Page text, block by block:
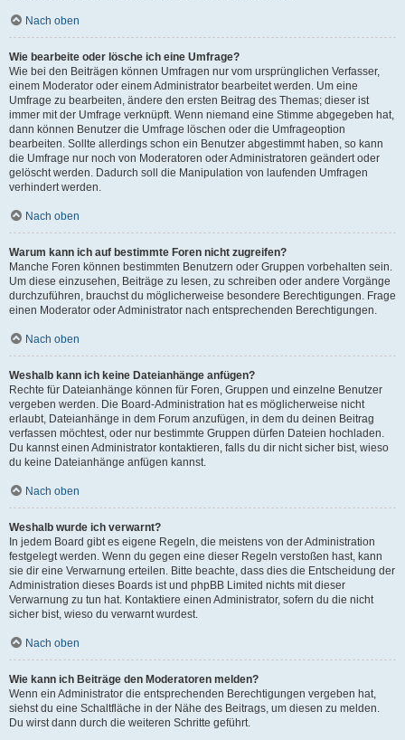
Nach oben
Wie bearbeite oder lösche ich eine Umfrage?
Wie bei den Beiträgen können Umfragen nur vom ursprünglichen Verfasser,
einem Moderator oder einem Administrator bearbeitet werden. Um eine
Umfrage zu bearbeiten, ändere den ersten Beitrag des Themas; dieser ist
immer mit der Umfrage verknüpft. Wenn niemand eine Stimme abgegeben hat,
dann können Benutzer die Umfrage löschen oder die Umfrageoption
bearbeiten. Sollte allerdings schon ein Benutzer abgestimmt haben, so kann
die Umfrage nur noch von Moderatoren oder Administratoren geändert oder
gelöscht werden. Dadurch soll die Manipulation von laufenden Umfragen
verhindert werden.
Nach oben
Warum kann ich auf bestimmte Foren nicht zugreifen?
Manche Foren können bestimmten Benutzern oder Gruppen vorbehalten sein.
Um diese einzusehen, Beiträge zu lesen, zu schreiben oder andere Vorgänge
durchzuführen, brauchst du möglicherweise besondere Berechtigungen. Frage
einen Moderator oder Administrator nach entsprechenden Berechtigungen.
Nach oben
Weshalb kann ich keine Dateianhänge anfügen?
Rechte für Dateianhänge können für Foren, Gruppen und einzelne Benutzer
vergeben werden. Die Board-Administration hat es möglicherweise nicht
erlaubt, Dateianhänge in dem Forum anzufügen, in dem du deinen Beitrag
verfassen möchtest, oder nur bestimmte Gruppen dürfen Dateien hochladen.
Du kannst einen Administrator kontaktieren, falls du dir nicht sicher bist, wieso
du keine Dateianhänge anfügen kannst.
Nach oben
Weshalb wurde ich verwarnt?
In jedem Board gibt es eigene Regeln, die meistens von der Administration
festgelegt werden. Wenn du gegen eine dieser Regeln verstoßen hast, kann
sie dir eine Verwarnung erteilen. Bitte beachte, dass dies die Entscheidung der
Administration dieses Boards ist und phpBB Limited nichts mit dieser
Verwarnung zu tun hat. Kontaktiere einen Administrator, sofern du die nicht
sicher bist, wieso du verwarnt wurdest.
Nach oben
Wie kann ich Beiträge den Moderatoren melden?
Wenn ein Administrator die entsprechenden Berechtigungen vergeben hat,
siehst du eine Schaltfläche in der Nähe des Beitrags, um diesen zu melden.
Du wirst dann durch die weiteren Schritte geführt.